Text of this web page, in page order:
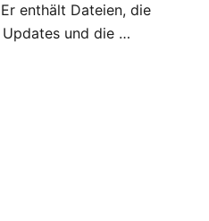
enthält Dateien, die
und die …